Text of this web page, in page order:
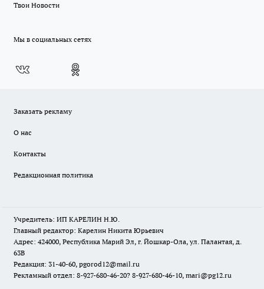
Твои Новости
Мы в социальных сетях
Заказать рекламу
О нас
Контакты
Редакционная политика
Учредитель: ИП КАРЕЛИН Н.Ю.
Главный редактор: Карелин Никита Юрьевич
Адрес: 424000, Республика Марий Эл, г. Йошкар-Ола, ул. Палантая, д.
63В
Редакция: 31-40-60, pgorod12@mail.ru
Рекламный отдел: 8-927-680-46-20? 8-927-680-46-10, mari@pg12.ru